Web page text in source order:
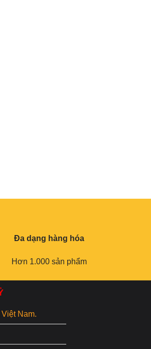
Đa dạng hàng hóa
Hơn 1.000 sản phẩm
Việt Nam.